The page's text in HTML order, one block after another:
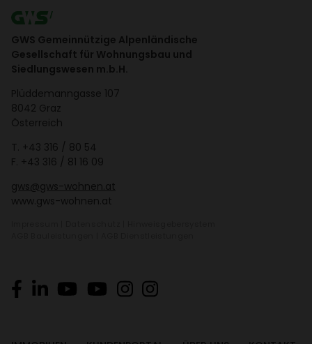
GWS Gemeinnützige Alpenländische
Gesellschaft für Wohnungsbau und
Siedlungswesen m.b.H.
Plüd­de­mann­gasse 107
8042 Graz
Öster­reich
T. +43 316 / 80 54
F. +43 316 / 81 16 09
gws@gws-wohnen.at
www.gws-wohnen.at